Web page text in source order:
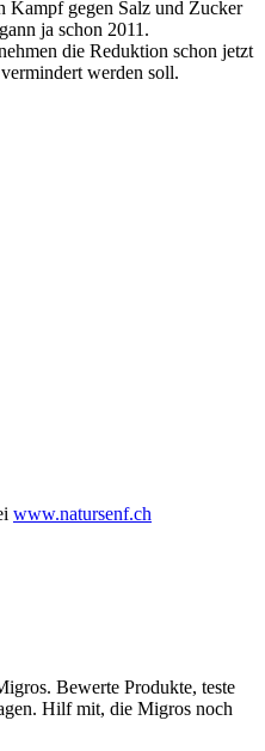
Kampf gegen Salz und Zucker
ja schon 2011.
die Reduktion schon jetzt
werden soll.
www.natursenf.ch
Bewerte Produkte, teste
Hilf mit, die Migros noch